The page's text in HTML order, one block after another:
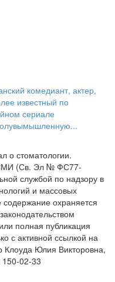
комедиант, актер,
известный по
сериале
о стоматологии.
СМИ (Св. Эл № ФС77-
службой по надзору в
и массовых
охраняется
полная публикация
с активной ссылкой на
Клоуда Юлия Викторовна,
150-02-33